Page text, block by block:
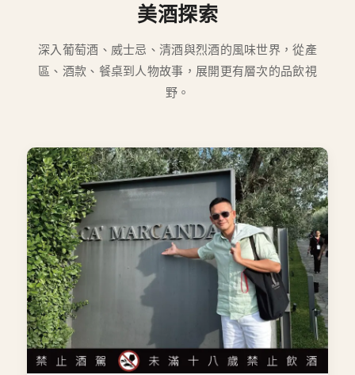
美酒探索
深入葡萄酒、威士忌、清酒與烈酒的風味世界，從產
區、酒款、餐桌到人物故事，展開更有層次的品飲視
野。